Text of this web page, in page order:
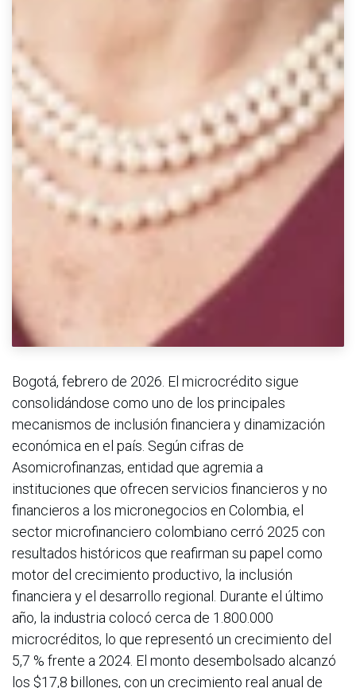
Bogotá, febrero de 2026. El microcrédito sigue
consolidándose como uno de los principales
mecanismos de inclusión financiera y dinamización
económica en el país. Según cifras de
Asomicrofinanzas, entidad que agremia a
instituciones que ofrecen servicios financieros y no
financieros a los micronegocios en Colombia, el
sector microfinanciero colombiano cerró 2025 con
resultados históricos que reafirman su papel como
motor del crecimiento productivo, la inclusión
financiera y el desarrollo regional. Durante el último
año, la industria colocó cerca de 1.800.000
microcréditos, lo que representó un crecimiento del
5,7 % frente a 2024. El monto desembolsado alcanzó
los $17,8 billones, con un crecimiento real anual de